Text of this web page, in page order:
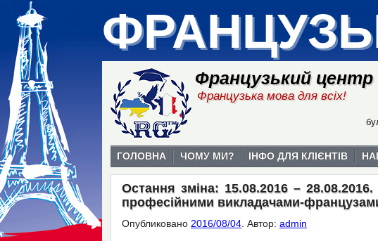
Французький
Французька мова для всіх!
ГОЛОВНА ЧОМУ МИ? ІНФО ДЛЯ КЛІЄНТІВ
Остання зміна: 15.08.2016 –
професійними викладачами-
Опубликовано 2016/08/04 Автор: admin